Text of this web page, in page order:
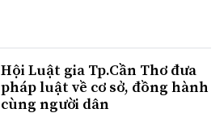
Hội Luật gia Tp.Cần Thơ đưa
pháp luật về cơ sở, đồng hành
cùng người dân